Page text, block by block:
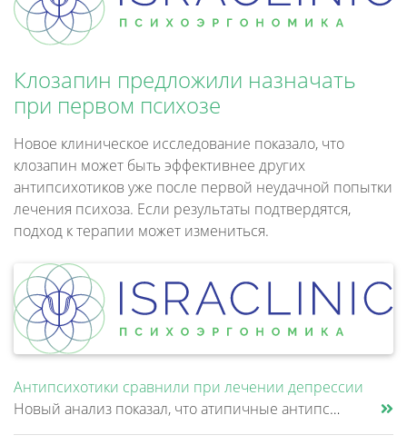
Клозапин предложили назначать
при первом психозе
Новое клиническое исследование показало, что
клозапин может быть эффективнее других
антипсихотиков уже после первой неудачной попытки
лечения психоза. Если результаты подтвердятся,
подход к терапии может измениться.
Антипсихотики сравнили при лечении депрессии
Новый анализ показал, что атипичные антипсихотики, которые иногда добавляют к антидепрессантам при большом депрессивном......